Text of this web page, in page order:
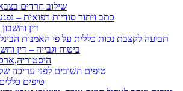
שילוב חרדים
כתב ויתור סודיות רפואית – נפגעי
דין וחשבון
תביעה לקצבת נכות כללית על פי האמנות
ביטוח וגבייה – דין
7 טיפים חשובים לפני עריכה
טיפים